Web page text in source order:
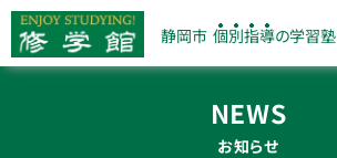
静岡市 個別指導の学習塾
NEWS
お知らせ